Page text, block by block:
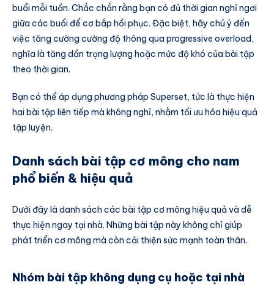
buổi mỗi tuần. Chắc chắn rằng bạn có đủ thời gian nghỉ ngơi
giữa các buổi để cơ bắp hồi phục. Đặc biệt, hãy chú ý đến
việc tăng cường cường độ thông qua progressive overload,
nghĩa là tăng dần trọng lượng hoặc mức độ khó của bài tập
theo thời gian.
Bạn có thể áp dụng phương pháp Superset, tức là thực hiện
hai bài tập liên tiếp mà không nghỉ, nhằm tối ưu hóa hiệu quả
tập luyện.
Danh sách bài tập cơ mông cho nam
phổ biến & hiệu quả
Dưới đây là danh sách các bài tập cơ mông hiệu quả và dễ
thực hiện ngay tại nhà. Những bài tập này không chỉ giúp
phát triển cơ mông mà còn cải thiện sức mạnh toàn thân.
Nhóm bài tập không dụng cụ hoặc tại nhà